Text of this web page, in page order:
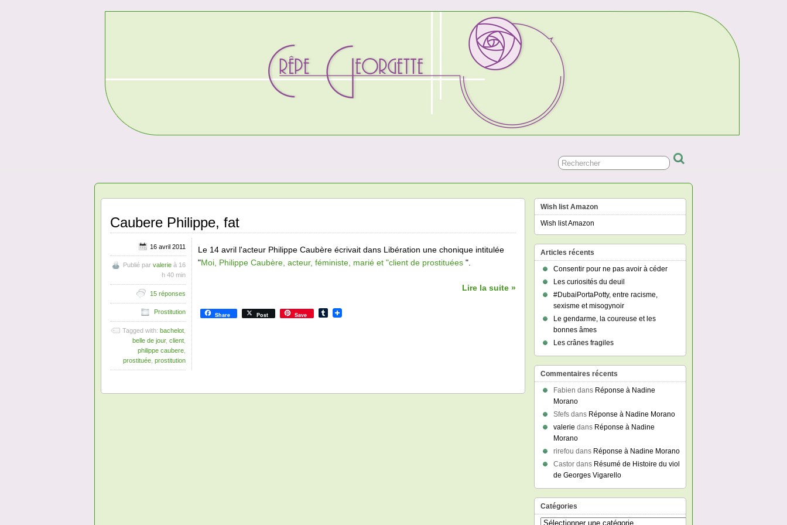
Caubere Philippe, fat
Le 14 avril l'acteur Philippe Caubère écrivait dans Libération une chonique intitulée
"Moi, Philippe Caubère, acteur, féministe, marié et "client de prostituées ".
Lire la suite »
Share Post Save Tumblr
16 avril 2011
Publié par valerie à 16
h 40 min
15 réponses
Prostitution
Tagged with: bachelot
belle de jour, client
philippe caubere
prostituée prostitution
Wish list Amazon
Wish list Amazon
Articles récents
Consentir pour ne pas avoir à céder
Les curiosités du deuil
#DubaiPortaPotty, entre racisme,
sexisme et misogynoir
Le gendarme, la coureuse et les
bonnes âmes
Les crânes fragiles
Commentaires récents
Fabien dans Réponse à Nadine
Morano
Sfefs dans Réponse à Nadine Morano
valerie dans Réponse à Nadine
Morano
rirefou dans Réponse à Nadine Morano
Castor dans Résumé de Histoire du viol
de Georges Vigarello
Catégories
Catégories